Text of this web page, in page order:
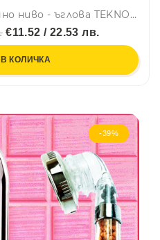
Етажерка за баня на едно ниво - ъглова TEKNO TEL TR DM 251W, 21х21х15 см, Вакуум, Бял
€11.52 / 22.53 лв.
КОЛИЧКА
-39%